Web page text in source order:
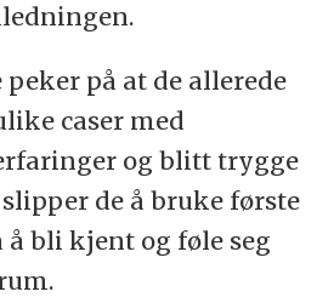
på at de allerede
caser med
og blitt trygge
de å bruke første
å bli kjent og føle seg